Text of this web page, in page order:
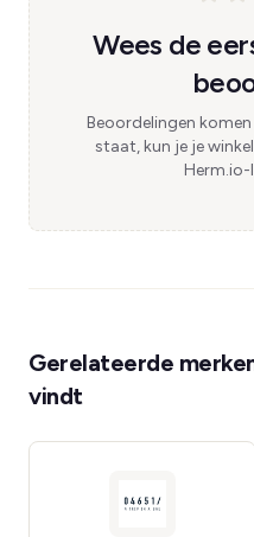
Wees de
Beoordelingen
staat, kun je je
Herm.io-
Gerelateerde
vindt